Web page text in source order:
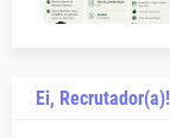
Ei, Recrutador(a)!